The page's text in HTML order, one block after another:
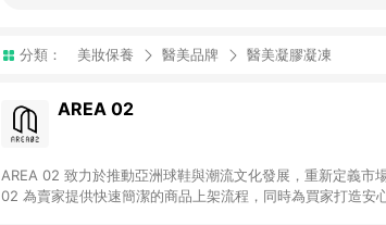
分類： 美妝保養 醫美品牌 醫美凝膠凝凍
AREA 02
AREA 02 致力於推動亞洲球鞋與潮流文化發展，重新定義市
02 為賣家提供快速簡潔的商品上架流程，同時為買家打造安